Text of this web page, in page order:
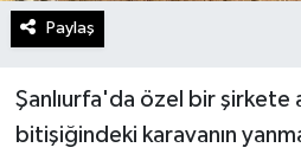
Paylaş
Şanlıurfa'da özel bir şirkete
bitişiğindeki karavanın